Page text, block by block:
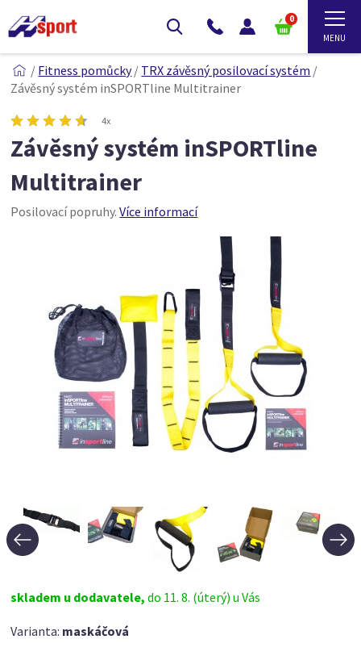
0
/ Fitness pomůcky/ TRX závěsný posilovací systém /
Závěsný systém inSPORTline Multitrainer
4x
Závěsný systém inSPORTline
Multitrainer
Posilovací popruhy.Více informací
skladem u dodavatele,do 11. 8. (úterý) u Vás
Varianta: maskáčová